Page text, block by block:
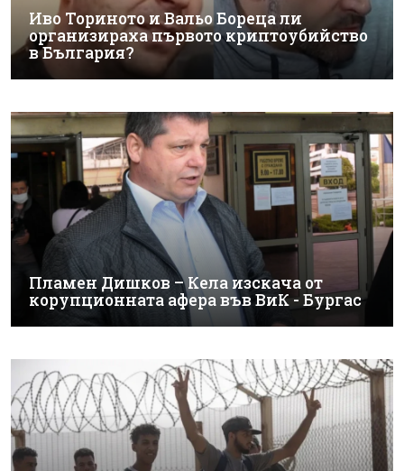
Иво Ториното и Вальо Бореца ли
организираха първото криптоубийство
в България?
Пламен Дишков – Кела изскача от
корупционната афера във ВиК - Бургас